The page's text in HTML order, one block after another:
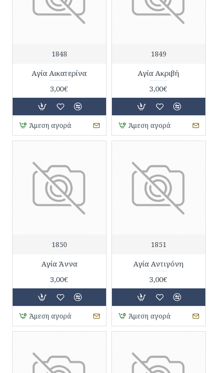
1848
Αγία Αικατερίνα
3,00€
Άμεση αγορά
1849
Αγία Ακριβή
3,00€
Άμεση αγορά
1850
Αγία Άννα
3,00€
Άμεση αγορά
1851
Αγία Αντιγόνη
3,00€
Άμεση αγορά